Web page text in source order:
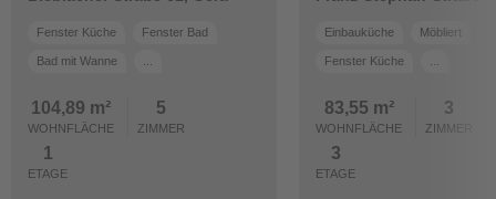
Fenster Küche Fenster Bad
Bad mit Wanne
104,89 m²
WOHNFLÄCHE
5
ZIMMER
1
ETAGE
Einbauküche Möbliert
Fenster Küche
83,55 m²
WOHNFLÄCHE
3
ZIMMER
3
ETAGE